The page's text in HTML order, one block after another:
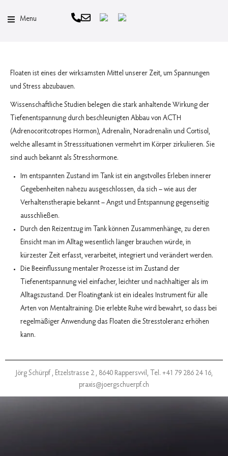
Menu
Floaten ist eines der wirksamsten Mittel unserer Zeit, um Spannungen
und Stress abzubauen.
Wissenschaftliche Studien belegen die stark anhaltende Wirkung der
Tiefenentspannung durch beschleunigten Abbau von ACTH
(Adrenocoritcotropes Hormon), Adrenalin, Noradrenalin und Cortisol,
welche allesamt in Stresssituationen vermehrt im Körper zirkulieren. Sie
sind auch bekannt als Stresshormone.
Im entspannten Zustand im Tank ist ein angstvolles Erleben innerer
Gegebenheiten nahezu ausgeschlossen, da sich – wie aus der
Verhaltenstherapie bekannt – Angst und Entspannung gegenseitig
ausschließen.
Durch den Reizentzug im Tank können Zusammenhänge, zu deren
Einsicht man im Alltag wesentlich länger brauchen würde, in
kürzester Zeit erfasst, verarbeitet, integriert und verändert werden.
Die Beeinflussung mentaler Prozesse ist im Zustand der
Tiefenentspannung viel einfacher, leichter und nachhaltiger als im
Alltagszustand. Der Floatingtank ist ein ideales Instrument für alle
Arten von Mentaltraining. Die erlebte Ruhe wird bewahrt, so dass bei
regelmäßiger Anwendung das Floaten die Stresstoleranz erhöhen
kann.
Jörg Schürpf , Etzelstrasse 2 , 8640 Rappersvvil, Tel. +41 79 286 24 16,
praxis@joergschuerpf.ch